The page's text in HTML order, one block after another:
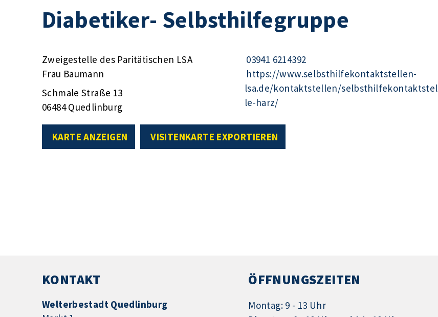
Diabetiker- Selbsthilfegruppe
Zweigestelle des Paritätischen LSA
Frau Baumann
Schmale Straße 13
06484 Quedlinburg
03941 6214392
https://www.selbsthilfekontaktstellen-
lsa.de/kontaktstellen/selbsthilfekontaktstel
le-harz/
KARTE ANZEIGEN VISITENKARTE EXPORTIEREN
KONTAKT
Welterbestadt Quedlinburg
ÖFFNUNGSZEITEN
Montag: 9 - 13 Uhr